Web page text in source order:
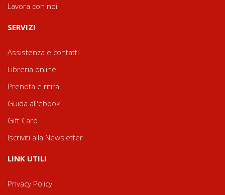
Lavora con noi
SERVIZI
Assistenza e contatti
Libreria online
Prenota e ritira
Guida all'ebook
Gift Card
Iscriviti alla Newsletter
LINK UTILI
Privacy Policy